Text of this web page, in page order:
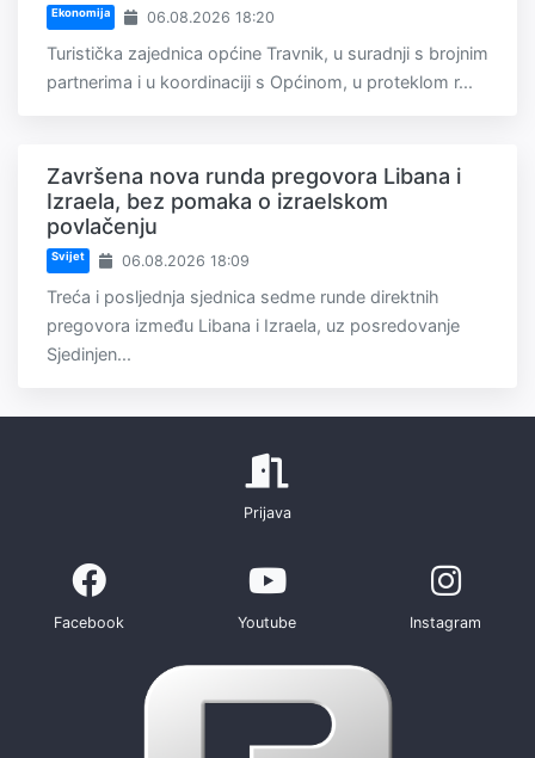
Ekonomija 06.08.2026 18:20
Turistička zajednica općine Travnik, u suradnji s brojnim
partnerima i u koordinaciji s Općinom, u proteklom r...
Završena nova runda pregovora Libana i
Izraela, bez pomaka o izraelskom
povlačenju
Svijet 06.08.2026 18:09
Treća i posljednja sjednica sedme runde direktnih
pregovora između Libana i Izraela, uz posredovanje
Sjedinjen...
Prijava
Facebook Youtube Instagram